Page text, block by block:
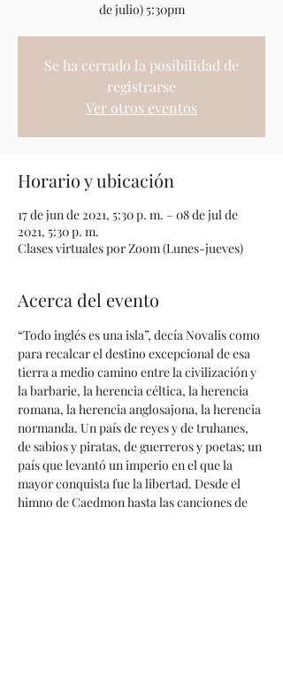
de julio) 5:30pm
Se ha cerrado la posibilidad de
registrarse
Ver otros eventos
Horario y ubicación
17 de jun de 2021, 5:30 p. m. – 08 de jul de
2021, 5:30 p. m.
Clases virtuales por Zoom (Lunes-jueves)
Acerca del evento
“Todo inglés es una isla”, decía Novalis como
para recalcar el destino excepcional de esa
tierra a medio camino entre la civilización y
la barbarie, la herencia céltica, la herencia
romana, la herencia anglosajona, la herencia
normanda. Un país de reyes y de truhanes,
de sabios y piratas, de guerreros y poetas; un
país que levantó un imperio en el que la
mayor conquista fue la libertad. Desde el
himno de Caedmon hasta las canciones de